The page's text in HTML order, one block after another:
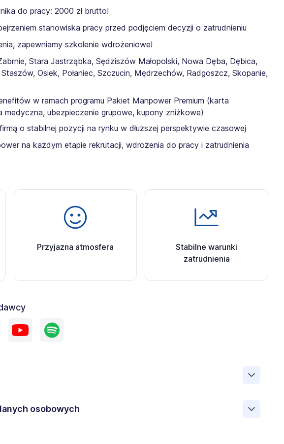
do pracy: 2000 zł brutto!
stanowiska pracy przed podjęciem decyzji o zatrudnieniu
zapewniamy szkolenie wdrożeniowe!
Stara Jastrząbka, Sędziszów Małopolski, Nowa Dęba, Dębica,
Osiek, Połaniec, Szczucin, Mędrzechów, Radgoszcz, Skopanie,
w ramach programu Pakiet Manpower Premium (karta
medyczna, ubezpieczenie grupowe, kupony zniżkowe)
o stabilnej pozycji na rynku w dłuższej perspektywie czasowej
na każdym etapie rekrutacji, wdrożenia do pracy i zatrudnienia
Przyjazna atmosfera
Stabilne warunki
zatrudnienia
przetwarzane są w celu rekrutacji przez Administratora. Wiem, że przysługują
osobowych